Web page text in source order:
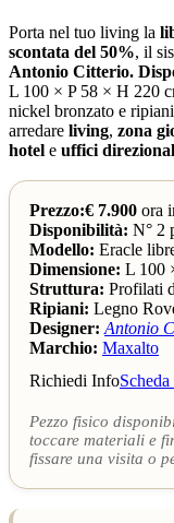
Porta nel tuo living la
scontata del 50%, il
Antonio Citterio.
L 100 × P 58 × H 220
nickel bronzato e
arredare living, zona
hotel e uffici
Prezzo:€ 7.900 ora
Disponibilità: N° 2
Modello: Eracle
Dimensione: L 100
Struttura: Profilati
Ripiani: Legno
Designer: Antonio
Marchio: Maxalto
Richiedi Info
Pezzo fisico
toccare materiali e
fissare una visita o